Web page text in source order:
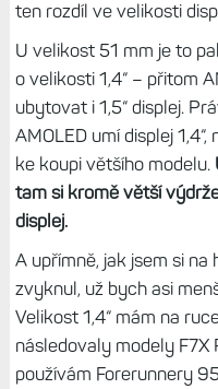
ten rozdíl ve velikosti
U velikost 51 mm je to
o velikosti 1,4“ – přitom
ubytovat i 1,5“ displej.
AMOLED umí displej
ke koupi většího modelu.
tam si kromě větší
displej.
A upřímně, jak jsem si
zvyknul, už bych asi
Velikost 1,4“ mám na
následovaly modely
používám Forerunnery